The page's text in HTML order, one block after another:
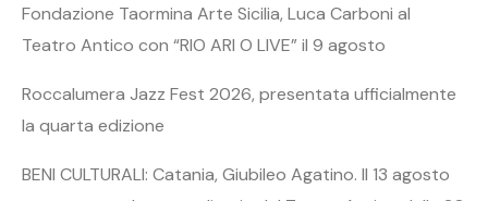
Fondazione Taormina Arte Sicilia, Luca Carboni al
Teatro Antico con “RIO ARI O LIVE” il 9 agosto
Roccalumera Jazz Fest 2026, presentata ufficialmente
la quarta edizione
BENI CULTURALI: Catania, Giubileo Agatino. Il 13 agosto